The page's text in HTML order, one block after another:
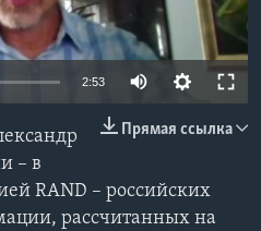
2:53
Прямая ссылка
– в
RAND – российских
рассчитанных на